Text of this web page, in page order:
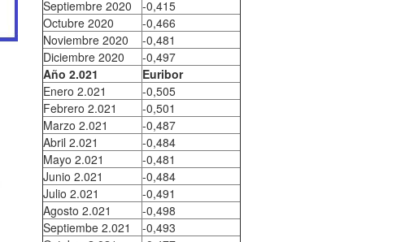
Septiembre 2020
-0,415
Octubre 2020
-0,466
Noviembre 2020
-0,481
Diciembre 2020
-0,497
Año 2.021
Euribor
Enero 2.021
-0,505
Febrero 2.021
-0,501
Marzo 2.021
-0,487
Abril 2.021
-0,484
Mayo 2.021
-0,481
Junio 2.021
-0,484
Julio 2.021
-0,491
Agosto 2.021
-0,498
Septiembe 2.021
-0,493